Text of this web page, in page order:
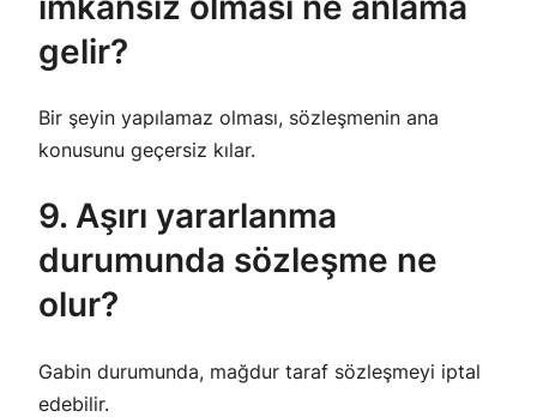
gelir?
Bir şeyin yapılamaz olması, sözleşmenin ana
konusunu geçersiz kılar.
9. Aşırı yararlanma
durumunda sözleşme ne
olur?
Gabin durumunda, mağdur taraf sözleşmeyi iptal
edebilir.